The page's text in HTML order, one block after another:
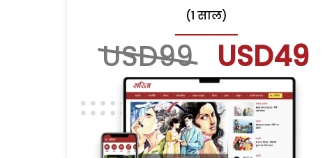
(1 साल)
USD99 USD49